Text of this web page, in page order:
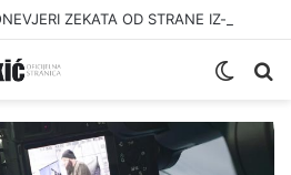
ZEKATA OD STRANE IZ-a
Switch